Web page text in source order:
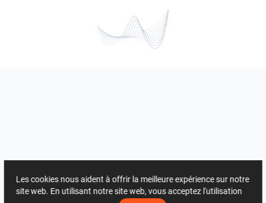
Les cookies nous aident à offrir la meilleure expérience sur notre
site web. En utilisant notre site web, vous acceptez l'utilisation